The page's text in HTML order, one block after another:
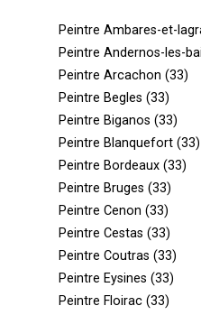
Peintre Ambares-et-
Peintre Andernos-les-
Peintre Arcachon (33)
Peintre Begles (33)
Peintre Biganos (33)
Peintre Blanquefort (33)
Peintre Bordeaux (33)
Peintre Bruges (33)
Peintre Cenon (33)
Peintre Cestas (33)
Peintre Coutras (33)
Peintre Eysines (33)
Peintre Floirac (33)